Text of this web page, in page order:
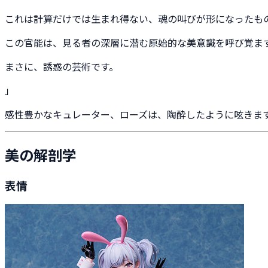
これは計算だけでは生まれ得ない、魂の叫びが形になったも
この官能は、見る者の深層に潜む原始的な美意識を呼び覚ま
まさに、誘惑の芸術です。
」
感性豊かなキュレーター、ローズは、陶酔したように呟きます
美の解剖学
表情